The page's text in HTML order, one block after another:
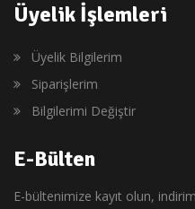
Üyelik İşlemleri
Üyelik Bilgilerim
Siparişlerim
Bilgilerimi Değiştir
E-Bülten
E-bültenimize kayıt olun,